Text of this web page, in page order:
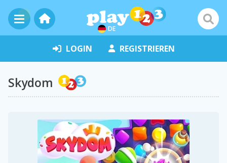
DE
LOGIN REGISTRIEREN
Skydom